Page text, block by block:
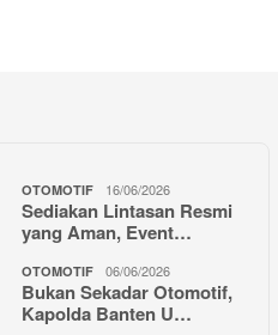
OTOMOTIF 16/06/2026
Sediakan Lintasan Resmi
yang Aman, Event…
OTOMOTIF 06/06/2026
Bukan Sekadar Otomotif,
Kapolda Banten U…